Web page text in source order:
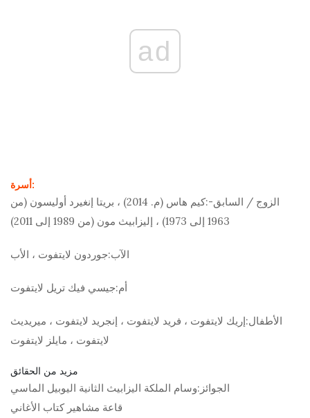
ad
أسرة:
الزوج / السابق-:
كيم هاس (م. 2014) ، بريتا إنغيرد أوليسون (من
1963 إلى 1973) ، إليزابيث مون (من 1989 إلى 2011)
الآب:جوردون لايتفوت ، الأب
أم:جيسي فيك تريل لايتفوت
الأطفال:إريك لايتفوت ، فريد لايتفوت ، إنجريد لايتفوت ، ميريديث
لايتفوت ، مايلز لايتفوت
مزيد من الحقائق
الجوائز:وسام الملكة اليزابيث الثانية اليوبيل الماسي
قاعة مشاهير كتاب الأغاني